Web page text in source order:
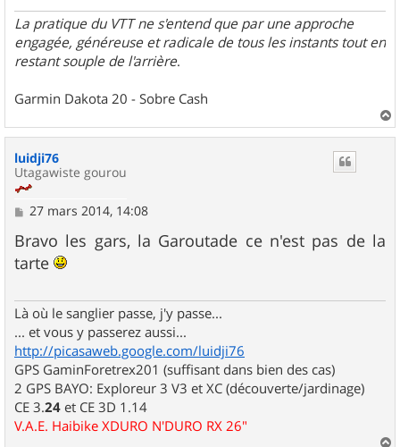
La pratique du VTT ne s'entend que par une approche
engagée, généreuse et radicale de tous les instants tout en
restant souple de l'arrière.
Garmin Dakota 20 - Sobre Cash
a
luidji76
Utagawiste gourou
M
s
s
a
27 mars 2014, 14:08
Bravo les gars, la Garoutade ce n'est pas de la
tarte
Là où le sanglier passe, j'y passe...
... et vous y passerez aussi...
http://picasaweb.google.com/luidji76
GPS GaminForetrex201 (suffisant dans bien des cas)
2 GPS BAYO: Exploreur 3 V3 et XC (découverte/jardinage)
CE 3.24 et CE 3D 1.14
V.A.E. Haibike XDURO N'DURO RX 26"